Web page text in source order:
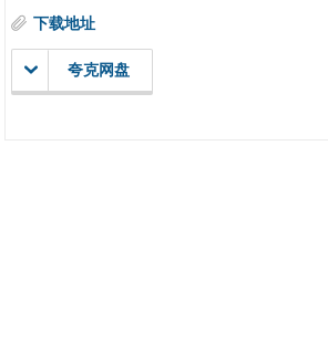
下载地址
夸克网盘